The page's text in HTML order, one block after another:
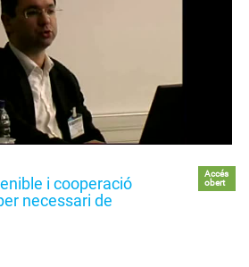
i cooperació
necessari de
Accés
obert